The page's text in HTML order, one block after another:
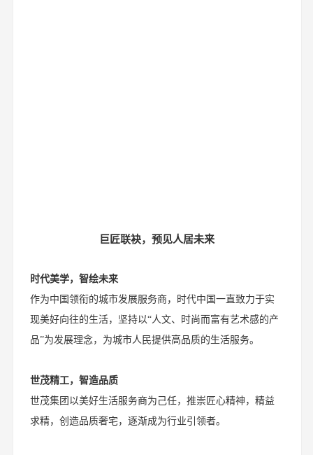
巨匠联袂，预见人居未来
时代美学，智绘未来
作为中国领衔的城市发展服务商，时代中国一直致力于实
现美好向往的生活，坚持以“人文、时尚而富有艺术感的产
品”为发展理念，为城市人民提供高品质的生活服务。
世茂精工，智造品质
世茂集团以美好生活服务商为己任，推崇匠心精神，精益
求精，创造品质奢宅，逐渐成为行业引领者。